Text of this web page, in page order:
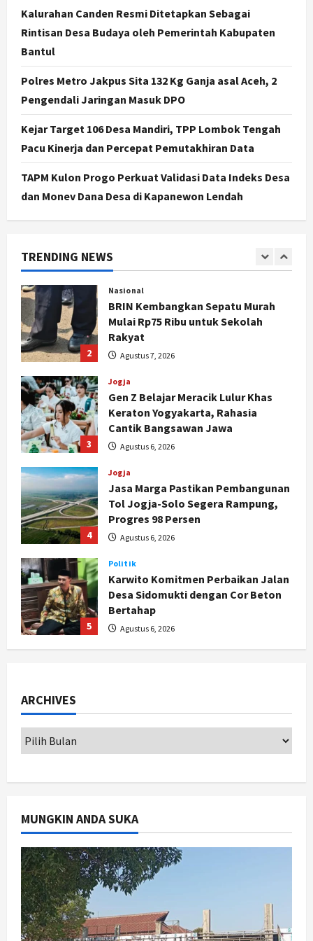
Kalurahan Canden Resmi Ditetapkan Sebagai
Rintisan Desa Budaya oleh Pemerintah Kabupaten
Bantul
Polres Metro Jakpus Sita 132 Kg Ganja asal Aceh, 2
Pengendali Jaringan Masuk DPO
Kejar Target 106 Desa Mandiri, TPP Lombok Tengah
Pacu Kinerja dan Percepat Pemutakhiran Data
TAPM Kulon Progo Perkuat Validasi Data Indeks Desa
dan Monev Dana Desa di Kapanewon Lendah
TRENDING NEWS
4
Jogja
Jasa Marga Pastikan Pembangunan
Progres 98 Persen
Agustus 6, 2026
Politik
Karwito Komitmen Perbaikan Jalan
Desa Sidomukti dengan Cor Beton
Bertahap
Agustus 6, 2026
1
Politik
2
Nasional
BRIN Kembangkan Sepatu Murah
Mulai Rp75 Ribu untuk Sekolah
Rakyat
Agustus 7, 2026
3
Jogja
Gen Z Belajar Meracik Lulur Khas
Keraton Yogyakarta, Rahasia
Cantik Bangsawan Jawa
Agustus 6, 2026
4
Jogja
Jasa Marga Pastikan Pembangunan
Tol Jogja-Solo Segera Rampung,
Progres 98 Persen
Agustus 6, 2026
5
Politik
Karwito Komitmen Perbaikan Jalan
Desa Sidomukti dengan Cor Beton
Bertahap
Agustus 6, 2026
1
3
Jogja
Gen Z Belajar Meracik Lulur Khas
Keraton Yogyakarta, Rahasia
Cantik Bangsawan Jawa
Jogja
ARCHIVES
MUNGKIN ANDA SUKA